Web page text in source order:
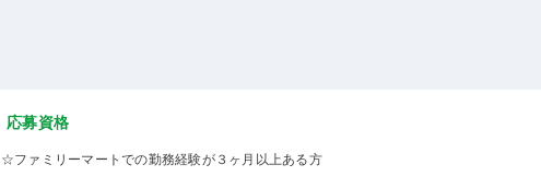
応募資格
☆ファミリーマートでの勤務経験が３ヶ月以上ある方